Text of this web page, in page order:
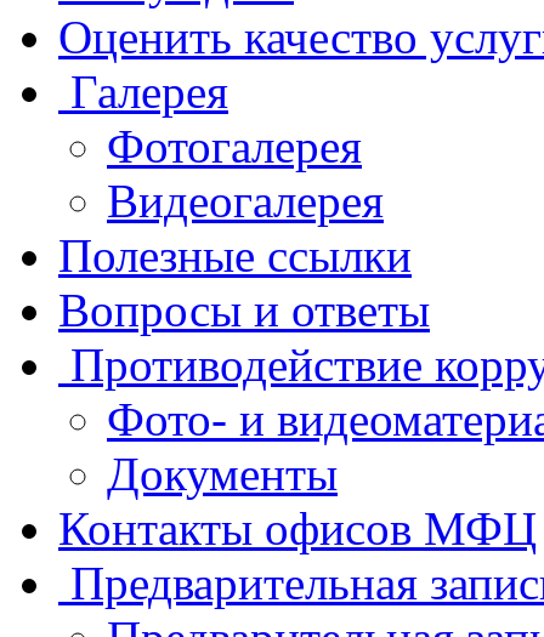
Оценить качество
Галерея
Фотогалерея
Видеогалерея
Полезные ссылки
Вопросы и ответы
Противодействие
Фото- и
Документы
Контакты офисов МФЦ
Предварительная